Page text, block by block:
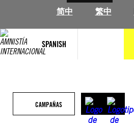
简中
繁中
SPANISH
CAMPAÑAS